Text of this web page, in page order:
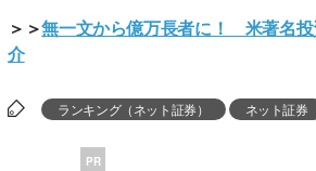
＞＞無一文から億万長者に！ 米著名
介
ランキング（ネット証券） ネット証券
PR